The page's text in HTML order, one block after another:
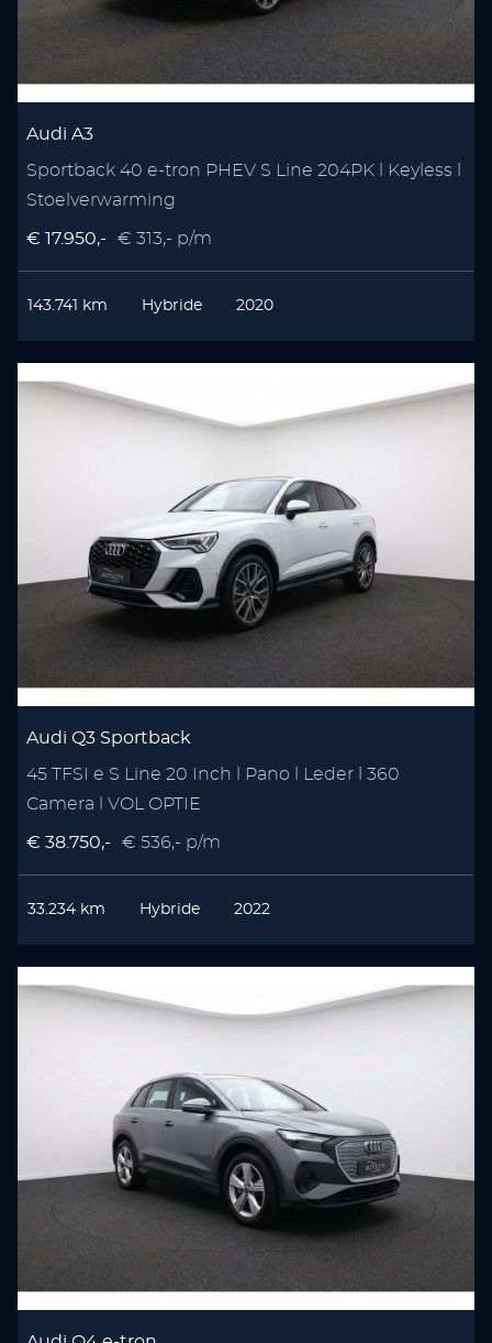
Audi A3
Sportback 40 e-tron PHEV S Line 204PK l Keyless l
Stoelverwarming
€ 17.950,- € 313,- p/m
143.741 km Hybride 2020
Audi Q3 Sportback
45 TFSI e S Line 20 Inch l Pano l Leder l 360
Camera l VOL OPTIE
€ 38.750,- € 536,- p/m
33.234 km Hybride 2022